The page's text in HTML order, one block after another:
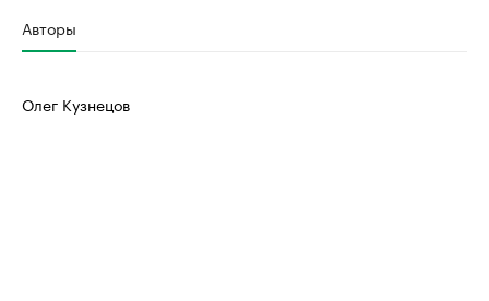
Авторы
Олег Кузнецов